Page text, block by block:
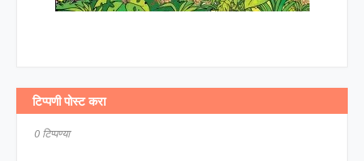
टिप्पणी पोस्ट करा
0 टिप्पण्या